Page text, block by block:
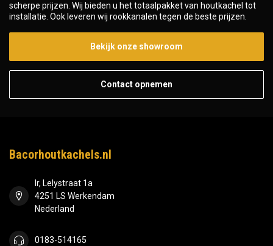
scherpe prijzen. Wij bieden u het totaalpakket van houtkachel tot
installatie. Ook leveren wij rookkanalen tegen de beste prijzen.
Bekijk onze showroom
Contact opnemen
Bacorhoutkachels.nl
Ir, Lelystraat 1a
4251 LS Werkendam
Nederland
0183-514165